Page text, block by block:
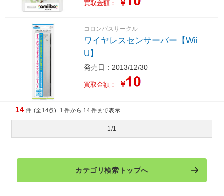
買取金額： ￥
コロンバスサークル
ワイヤレスセンサーバー【Wii
U】
発売日：2013/12/30
買取金額： ￥
14 件 (全14点) 1 件から 14 件まで表示
1/1
カテゴリ検索トップへ